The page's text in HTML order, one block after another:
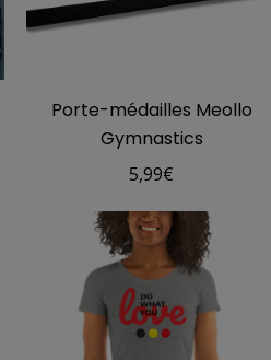
Porte-médailles Meollo
Gymnastics
5,99€